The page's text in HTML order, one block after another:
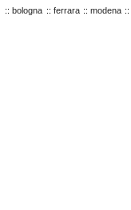
:: bologna :: ferrara :: modena ::